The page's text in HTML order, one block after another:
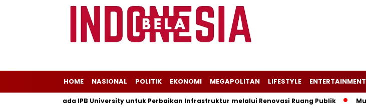
HOME NASIONAL POLITIK EKONOMI MEGAPOLITAN LIFESTYLE ENTERTAINMENT
Kepada IPB University untuk Perbaikan Infrastruktur melalui Renovasi Ruang Publik Musim